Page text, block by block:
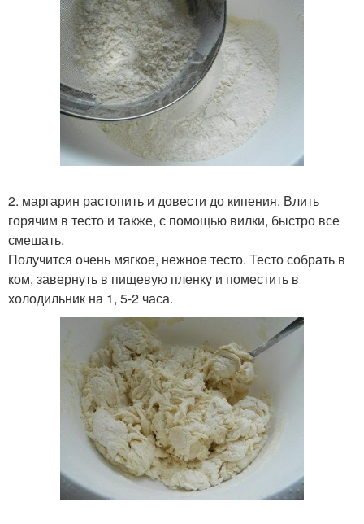
2. маргарин растопить и довести до кипения. Влить
горячим в тесто и также, с помощью вилки, быстро все
смешать.
Получится очень мягкое, нежное тесто. Тесто собрать в
ком, завернуть в пищевую пленку и поместить в
холодильник на 1, 5-2 часа.